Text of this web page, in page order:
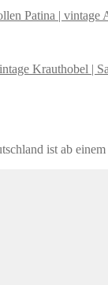
Krauthobel |
ist ab